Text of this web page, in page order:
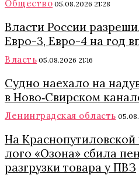
Общество 05.08.2026 21:28
Власти России
Евро-3, Евро-4 на год
Власть 05.08.2026 21:16
Судно наехало на
в Ново‑Свирском
Ленинградская область
На
лого «Озона» сбила
разгрузки товара у ПВЗ